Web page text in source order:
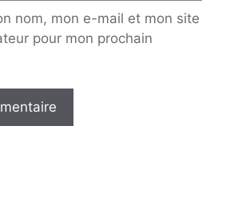
nom, mon e-mail et mon site
pour mon prochain